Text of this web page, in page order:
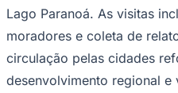
Lago Paranoá. As visitas
moradores e coleta de
circulação pelas cidades
desenvolvimento regional e